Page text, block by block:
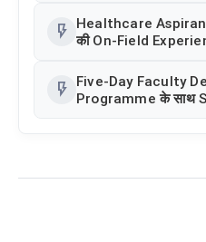
flash_on Healthcare
की On-Field
flash_on Five-Day Faculty
Programme के साथ